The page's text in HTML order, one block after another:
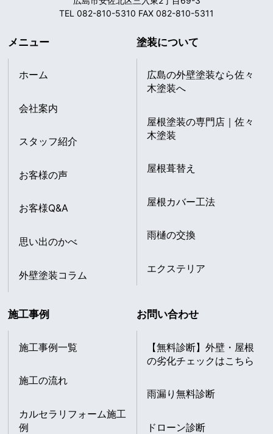
TEL 082-810-5310 FAX 082-810-5311
メニュー
ホーム
会社案内
スタッフ紹介
お客様の声
お客様Q&A
思い出のかべ
外壁塗装コラム
塗装について
広島の外壁塗装なら佐々
木塗装へ
屋根塗装の専門店｜佐々
木塗装
屋根葺替え
屋根カバー工法
雨樋の交換
エクステリア
施工事例
施工事例一覧
施工の流れ
カルセラリフォーム施工
例
お問い合わせ
【無料診断】外壁・屋根
の劣化チェックはこちら
雨漏り無料診断
ドローン診断